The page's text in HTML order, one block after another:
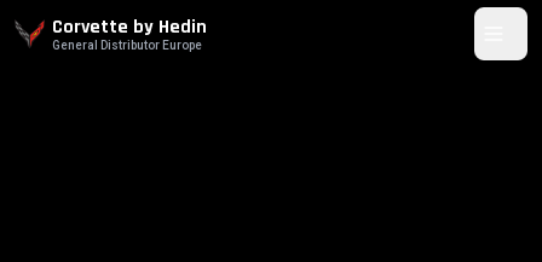
Corvette by Hedin
General Distributor Europe